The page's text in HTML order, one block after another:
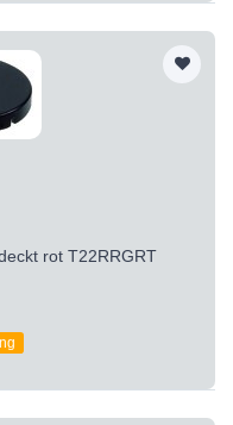
rot T22RRGRT